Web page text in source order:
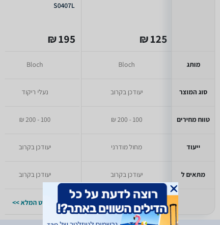
מותג
סוג המוצר
טווח מחירים
ייעוד
מתאים ל
125 ₪
Bloch
יעודכן בקרוב
100 - 200 ₪
מחול מודרני
יעודכן בקרוב
למפרט המלא >>
S0407L
195 ₪
Bloch
נעלי ריקוד
100 - 200 ₪
יעודכן בקרוב
יעודכן בקרוב
למפרט המלא >>